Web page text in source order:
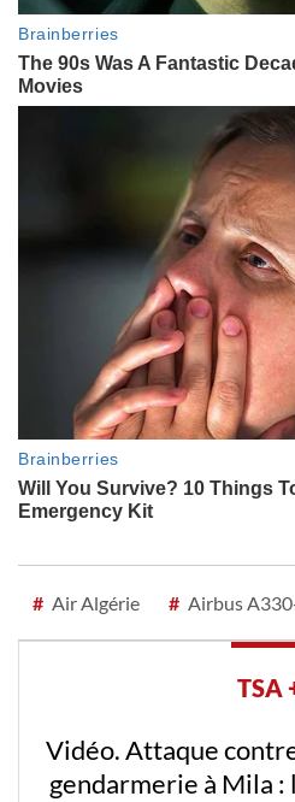
# Air Algérie # Airbus
TSA
Vidéo. Attaque
gendarmerie à Mila :